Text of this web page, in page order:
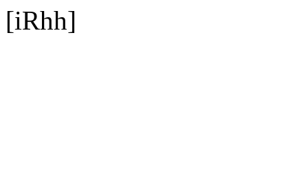
[iRhh]